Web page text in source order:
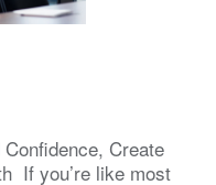
Create
If you’re like most